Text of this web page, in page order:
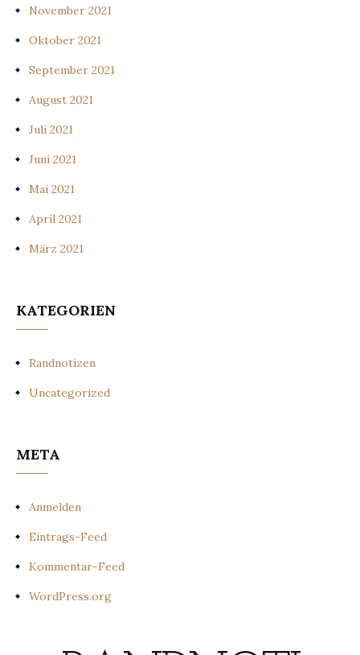
November 2021
Oktober 2021
September 2021
August 2021
Juli 2021
Juni 2021
Mai 2021
April 2021
März 2021
KATEGORIEN
Randnotizen
Uncategorized
META
Anmelden
Eintrags-Feed
Kommentar-Feed
WordPress.org